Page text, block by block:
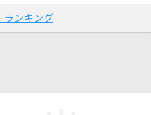
ランキング